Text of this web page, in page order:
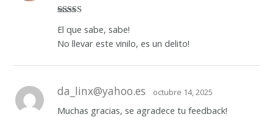
con5de 5
El que sabe, sabe!
No llevar este vinilo, es un delito!
da_linx@yahoo.es octubre 14, 2025
Muchas gracias, se agradece tu feedback!